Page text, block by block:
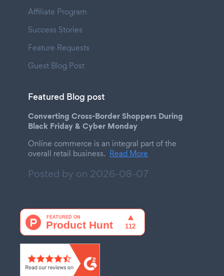
Affiliate Program
Success Stories
Feature Requests
Guest Blog Post
Featured Blog post
Converting Cross-Border Shoppers During
Black Friday & Cyber Monday
Online commerce is an integral part of the
overall retail business. Read More
Posted by on 2026-08-07